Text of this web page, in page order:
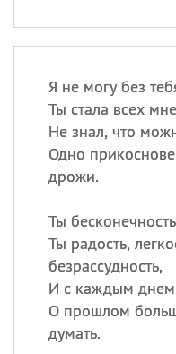
Я не могу без
Ты стала всех
Не знал, что
Одно
дрожи.
Ты
Ты радость,
безрассудность,
И с каждым днем
О прошлом
думать.